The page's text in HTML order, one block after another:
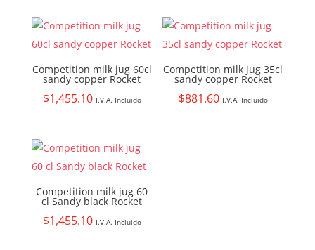
Competition milk jug 60cl
sandy copper Rocket
$1,455.10 I.V.A. Incluido
Competition milk jug 35cl
sandy copper Rocket
$881.60 I.V.A. Incluido
Competition milk jug 60
cl Sandy black Rocket
$1,455.10 I.V.A. Incluido